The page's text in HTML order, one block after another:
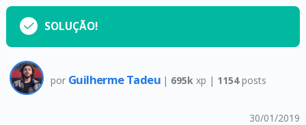
SOLUÇÃO!
por Guilherme Tadeu | 695k xp | 1154posts
30/01/2019